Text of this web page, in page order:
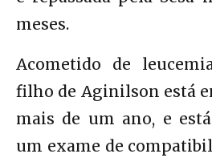
meses.
Acometido de
filho de Aginilson está
mais de um ano, e
um exame de